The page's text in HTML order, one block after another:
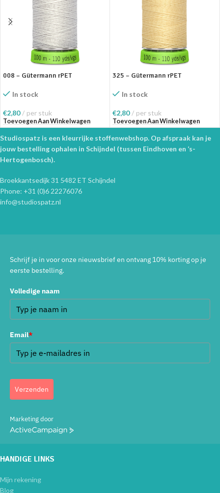
008 – Gütermann rPET
In stock
€2,80 per stuk
Toevoegen Aan Winkelwagen
325 – Gütermann rPET
In stock
€2,80 per stuk
Toevoegen Aan Winkelwagen
Studiospatz is een kleurrijke stoffenwebshop. Op afspraak kan je
jouw bestelling ophalen in Schijndel (tussen Eindhoven en ‘s-
Hertogenbosch).
Broekkantsedijk 31 5482 ET Schijndel
Phone: +31 (0)6 22276076
info@studiospatz.nl
Schrijf je in voor onze nieuwsbrief en ontvang 10% korting op je
eerste bestelling.
Volledige naam
Email*
Verzenden
Marketing door
ActiveCampaign
HANDIGE LINKS
Mijn rekening
Blog